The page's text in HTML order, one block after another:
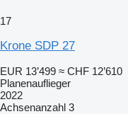
17
Krone SDP 27
EUR 13’499 ≈ CHF 12’610
Planenauflieger
2022
Achsenanzahl 3